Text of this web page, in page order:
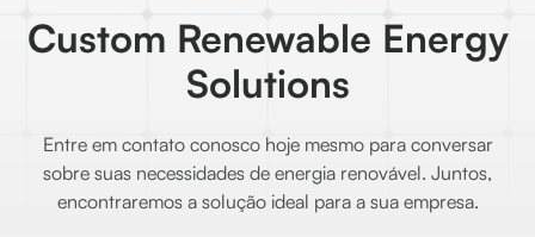
Custom Renewable Energy
Solutions
Entre em contato conosco hoje mesmo para conversar
sobre suas necessidades de energia renovável. Juntos,
encontraremos a solução ideal para a sua empresa.